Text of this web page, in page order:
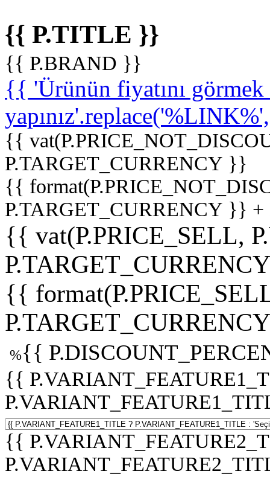
{{ P.TITLE }}
{{ P.BRAND }}
{{ 'Ürünün fiyatını
{{
P.TARGET_CURRENCY }}
{{
P.TARGET_CURRENCY }}
{{ vat(P.PRICE_SELL,
{{
%{{
{{
{{